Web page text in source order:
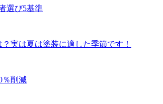
選び5基準
実は夏は塗装に適した季節です！
％削減